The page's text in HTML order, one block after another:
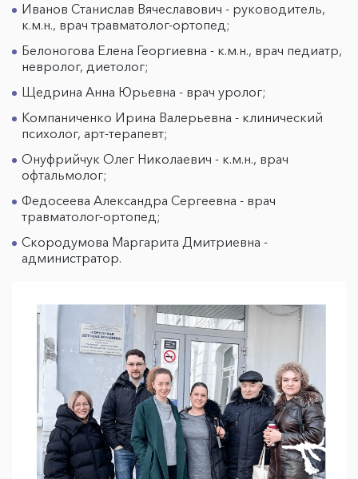
Иванов Станислав Вячеславович - руководитель,
к.м.н., врач травматолог-ортопед;
Белоногова Елена Георгиевна - к.м.н., врач педиатр,
невролог, диетолог;
Щедрина Анна Юрьевна - врач уролог;
Компаниченко Ирина Валерьевна - клинический
психолог, арт-терапевт;
Онуфрийчук Олег Николаевич - к.м.н., врач
офтальмолог;
Федосеева Александра Сергеевна - врач
травматолог-ортопед;
Скородумова Маргарита Дмитриевна -
администратор.